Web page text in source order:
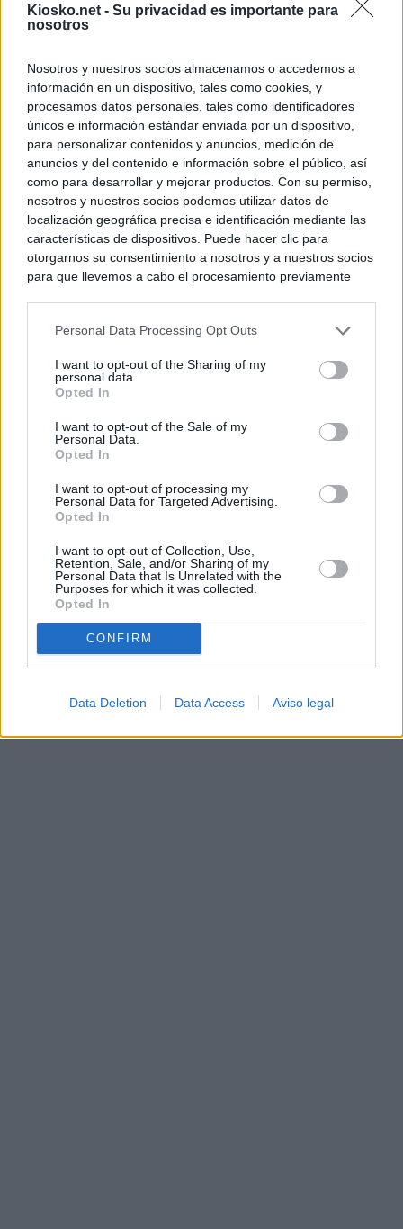
Kiosko.net - Su privacidad es importante para
nosotros
Nosotros y nuestros socios almacenamos o accedemos a
información en un dispositivo, tales como cookies, y
procesamos datos personales, tales como identificadores
únicos e información estándar enviada por un dispositivo,
para personalizar contenidos y anuncios, medición de
anuncios y del contenido e información sobre el público, así
como para desarrollar y mejorar productos. Con su permiso,
nosotros y nuestros socios podemos utilizar datos de
localización geográfica precisa e identificación mediante las
características de dispositivos. Puede hacer clic para
otorgarnos su consentimiento a nosotros y a nuestros socios
para que llevemos a cabo el procesamiento previamente
negar su consentimiento. Tenga en cuenta que algún
de su consentimiento, pero usted tiene el derecho de
rechazar tal procesamiento. Sus preferencias se aplicarán
cualquier momento entrando de nuevo en este sitio web o
visitando nuestra política de privacidad.
Personal Data Processing Opt Outs
I want to opt-out of the Sharing of my
personal data.
Opted In
I want to opt-out of the Sale of my
Personal Data.
Opted In
I want to opt-out of processing my
Personal Data for Targeted Advertising.
Opted In
I want to opt-out of Collection, Use,
Retention, Sale, and/or Sharing of my
Personal Data that Is Unrelated with the
Purposes for which it was collected.
Opted In
CONFIRM
Data Deletion Data Access Aviso legal
WhatsApp,
© Kiosko.net Aviso Legal Privacidad y Cookies